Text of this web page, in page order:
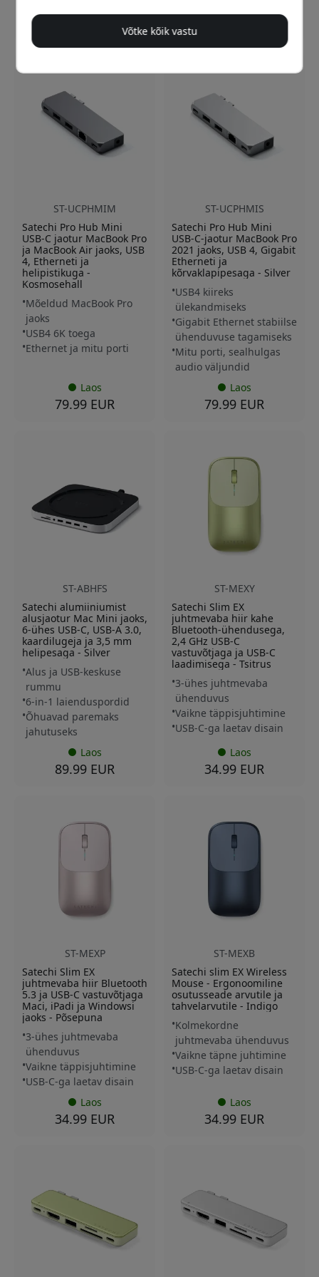
ST-UCPHMIM
Satechi Pro Hub Mini
USB-C jaotur MacBook Pro
ja MacBook Air jaoks, USB
4, Etherneti ja
helipistikuga -
Kosmosehall
Mõeldud MacBook Pro
jaoks
USB4 6K toega
Ethernet ja mitu porti
Laos
79.99 EUR
ST-UCPHMIS
Satechi Pro Hub Mini
USB-C-jaotur MacBook Pro
2021 jaoks, USB 4, Gigabit
Etherneti ja
kõrvaklapipesaga - Silver
USB4 kiireks
ülekandmiseks
Gigabit Ethernet stabiilse
ühenduvuse tagamiseks
Mitu porti, sealhulgas
audio väljundid
Laos
79.99 EUR
ST-ABHFS
Satechi alumiiniumist
alusjaotur Mac Mini jaoks,
6-ühes USB-C, USB-A 3.0,
kaardilugeja ja 3,5 mm
helipesaga - Silver
Alus ja USB-keskuse
rummu
6-in-1 laienduspordid
Õhuavad paremaks
jahutuseks
Laos
89.99 EUR
ST-MEXY
Satechi Slim EX
juhtmevaba hiir kahe
Bluetooth-ühendusega,
2,4 GHz USB-C
vastuvõtjaga ja USB-C
laadimisega - Tsitrus
3-ühes juhtmevaba
ühenduvus
Vaikne täppisjuhtimine
USB-C-ga laetav disain
Laos
34.99 EUR
ST-MEXP
Satechi Slim EX
juhtmevaba hiir Bluetooth
5.3 ja USB-C vastuvõtjaga
Maci, iPadi ja Windowsi
jaoks - Põsepuna
3-ühes juhtmevaba
ühenduvus
Vaikne täppisjuhtimine
USB-C-ga laetav disain
Laos
34.99 EUR
ST-MEXB
Satechi slim EX Wireless
Mouse - Ergonoomiline
osutusseade arvutile ja
tahvelarvutile - Indigo
Kolmekordne
juhtmevaba ühenduvus
Vaikne täpne juhtimine
USB-C-ga laetav disain
Laos
34.99 EUR
Võtke kõik vastu